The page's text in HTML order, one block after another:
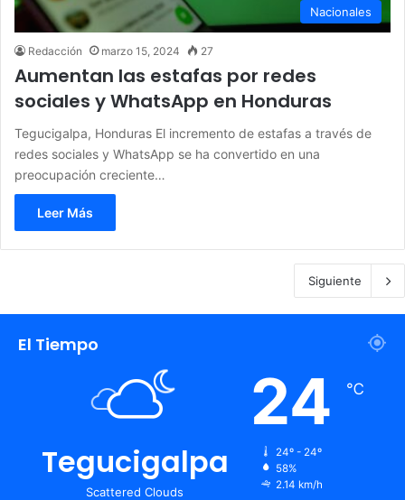
Nacionales
Redacción marzo 15, 2024 27
Aumentan las estafas por redes
sociales y WhatsApp en Honduras
Tegucigalpa, Honduras El incremento de estafas a través de
redes sociales y WhatsApp se ha convertido en una
preocupación creciente…
Leer Más
Siguiente
El Tiempo
Tegucigalpa
Scattered Clouds
24 ℃
24º - 24º
58%
2.14 km/h